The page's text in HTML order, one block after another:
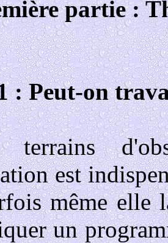
partie :
: Peut-on
terrains
est
même elle
un